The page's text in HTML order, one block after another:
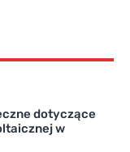
dotyczące
w